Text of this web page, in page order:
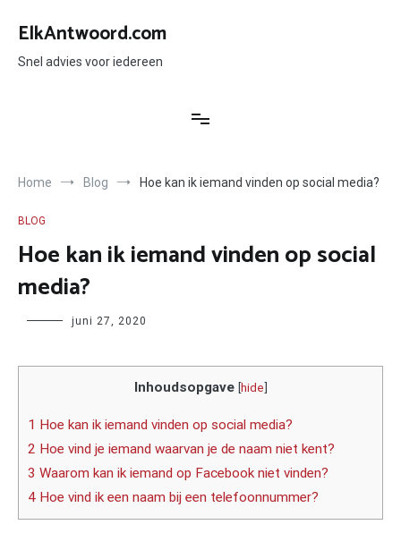
naar
inhoud
ElkAntwoord.com
Snel advies voor iedereen
Home Blog Hoe kan ik iemand vinden op social media?
BLOG
Hoe kan ik iemand vinden op social
media?
Author juni 27, 2020
Inhoudsopgave [hide]
1 Hoe kan ik iemand vinden op social media?
2 Hoe vind je iemand waarvan je de naam niet kent?
3 Waarom kan ik iemand op Facebook niet vinden?
4 Hoe vind ik een naam bij een telefoonnummer?